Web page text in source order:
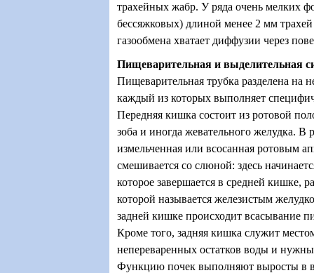
трахейных жабр. У ряда очень мелких
бессяжковых) длиной менее 2 мм
газообмена хватает диффузии через
Пищеварительная и выделительная
Пищеварительная трубка разделена на
каждый из которых выполняет
Передняя кишка состоит из ротовой
зоба и иногда жевательного желудка. В
измельченная или всосанная ротовым
смешивается со слюной: здесь
которое завершается в средней кишке,
которой называется железистым
задней кишке происходит всасывание
Кроме того, задняя кишка служит
непереваренных остатков воды и
Функцию почек выполняют выросты в